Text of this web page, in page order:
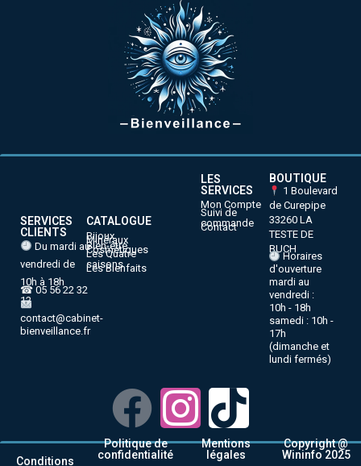
SERVICES
CLIENTS
Du mardi au
vendredi de
10h à 18h
☎ 05 56 22 32
12
contact@cabinet-
bienveillance.fr
CATALOGUE
Bijoux
Minéraux
Bien-être
Cosmétiques
Les Quatre
saisons
Les Bienfaits
LES
SERVICES
Mon Compte
Suivi de
commande
Contact
BOUTIQUE
1 Boulevard
de Curepipe
33260 LA
TESTE DE
BUCH
Horaires
d'ouverture
mardi au
vendredi :
10h - 18h
samedi : 10h -
17h
(dimanche et
lundi fermés)
Conditions
Politique de
confidentialité
Mentions
légales
Copyright @
Wininfo 2025